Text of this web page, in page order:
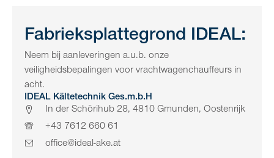
Fabrieksplattegrond IDEAL:
Neem bij aanleveringen a.u.b. onze
veiligheidsbepalingen voor vrachtwagenchauffeurs in
acht.
IDEAL Kältetechnik Ges.m.b.H
In der Schörihub 28, 4810 Gmunden, Oostenrijk
+43 7612 660 61
office@ideal-ake.at